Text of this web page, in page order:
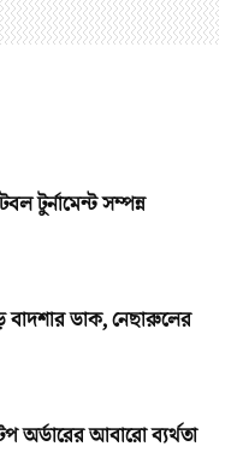
টুর্নামেন্ট সম্পন্ন
বাদশার ডাক, নেছারুলের
অর্ডারের আবারো ব্যর্থতা